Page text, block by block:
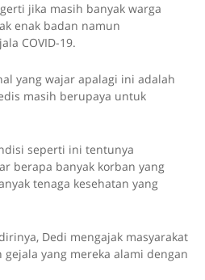
jika masih banyak warga
enak badan namun
COVID-19.
yang wajar apalagi ini adalah
masih berupaya untuk
seperti ini tentunya
berapa banyak korban yang
tenaga kesehatan yang
Dedi mengajak masyarakat
yang mereka alami dengan